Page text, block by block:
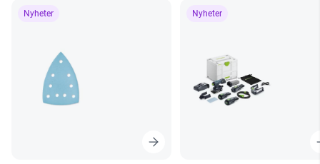
Nyheter Nyheter